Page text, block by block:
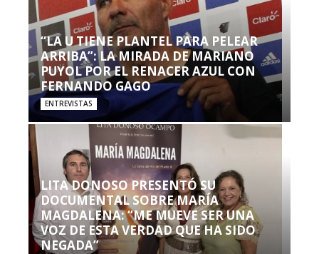
“LA U TIENE PLANTEL PARA PELEAR
ARRIBA”: LA MIRADA DE MARIANO
PUYOL POR EL RENACER AZUL CON
FERNANDO GAGO
ENTREVISTAS
LITA DONOSO PRESENTÓ SU
DOCUMENTAL SOBRE MARÍA
MAGDALENA: “ME MUEVE SER UNA
VOZ DE ESTA VERDAD QUE HA SIDO
NEGADA”